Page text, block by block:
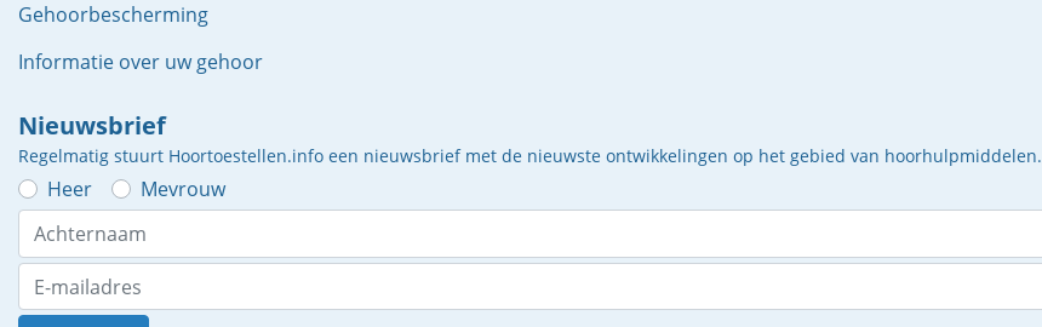
Gehoorbescherming
Informatie over uw gehoor
Nieuwsbrief
Regelmatig stuurt Hoortoestellen.info een nieuwsbrief met de nieuwste ontwikkelingen op het gebied van hoorhulpmiddelen.
Heer Mevrouw